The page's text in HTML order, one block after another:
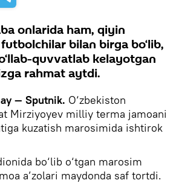
onlarida ham, qiyin
bilan birga bo‘lib,
quvvatlab kelayotgan
rahmat aytdi.
— Sputnik. O‘zbekiston
Mirziyoyev milliy terma jamoani
kuzatish marosimida ishtirok
bo‘lib o‘tgan marosim
a’zolari maydonda saf tortdi.